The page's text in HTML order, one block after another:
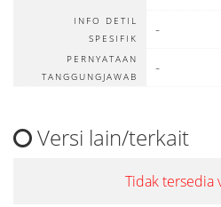
INFO DETIL
SPESIFIK
-
PERNYATAAN
TANGGUNGJAWAB
-
Versi lain/terkait
Tidak tersedia